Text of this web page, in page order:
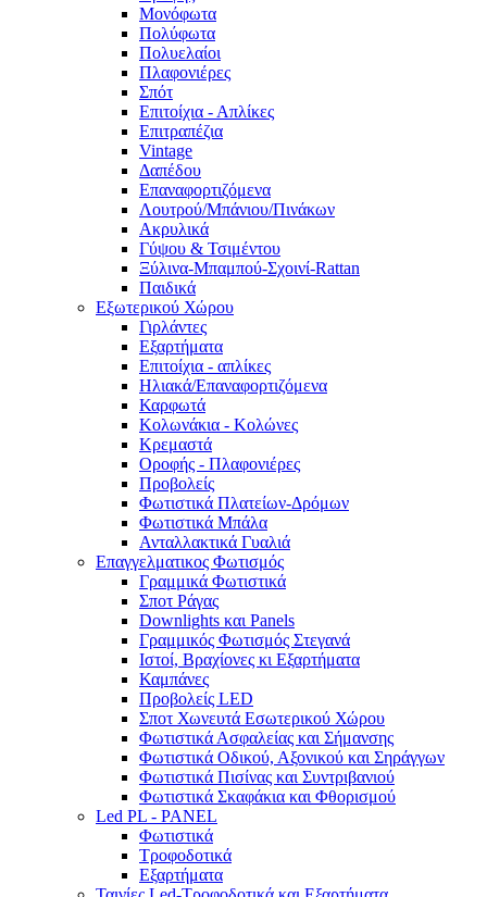
Μονόφωτα
Πολύφωτα
Πολυελαίοι
Πλαφονιέρες
Σπότ
Επιτοίχια - Απλίκες
Επιτραπέζια
Vintage
Δαπέδου
Επαναφορτιζόμενα
Λουτρού/Μπάνιου/Πινάκων
Ακρυλικά
Γύψου & Τσιμέντου
Ξύλινα-Μπαμπού-Σχοινί-Rattan
Παιδικά
Εξωτερικού Χώρου
Γιρλάντες
Εξαρτήματα
Επιτοίχια - απλίκες
Ηλιακά/Επαναφορτιζόμενα
Καρφωτά
Κολωνάκια - Κολώνες
Κρεμαστά
Οροφής - Πλαφονιέρες
Προβολείς
Φωτιστικά Πλατείων-Δρόμων
Φωτιστικά Μπάλα
Ανταλλακτικά Γυαλιά
Επαγγελματικος Φωτισμός
Γραμμικά Φωτιστικά
Σποτ Ράγας
Downlights και Panels
Γραμμικός Φωτισμός Στεγανά
Ιστοί, Βραχίονες κι Εξαρτήματα
Καμπάνες
Προβολείς LED
Σποτ Χωνευτά Εσωτερικού Χώρου
Φωτιστικά Ασφαλείας και Σήμανσης
Φωτιστικά Οδικού, Αξονικού και Σηράγγων
Φωτιστικά Πισίνας και Συντριβανιού
Φωτιστικά Σκαφάκια και Φθορισμού
Led PL - PANEL
Φωτιστικά
Τροφοδοτικά
Εξαρτήματα